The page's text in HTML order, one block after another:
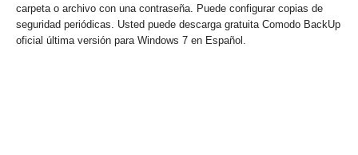
carpeta o archivo con una contraseña. Puede configurar copias de
seguridad periódicas. Usted puede descarga gratuita Comodo BackUp
oficial última versión para Windows 7 en Español.